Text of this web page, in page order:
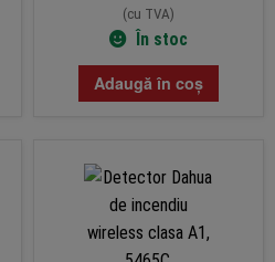
(cu TVA)
În stoc
Adaugă în coș